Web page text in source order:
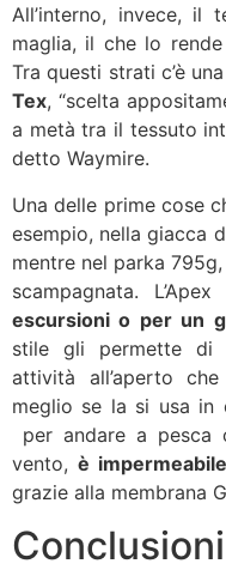
All’interno, invece, il
maglia, il che lo
Tra questi strati c’è una
Tex, “scelta
a metà tra il tessuto
detto Waymire.
Una delle prime cose
esempio, nella giacca
mentre nel parka
scampagnata.
escursioni o per un
stile gli permette di
attività all’aperto
meglio se la si usa in
per andare a
vento,è
grazie alla membrana
Conclusioni